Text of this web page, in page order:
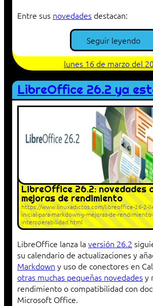
Entre sus novedades destacan:
Seguir leyendo
lunes 16 de marzo del
LibreOffice 26.2 ya
LibreOffice 26.2: novedades
mejoras de rendimiento
https://www.linuxadictos.com/libreoffice-26-2-
inicial-para-markdown-y-mejoras-de-
interoperabilidad.html
LibreOffice lanza la versión 26.2
su calendario de actualizaciones y
Markdown y uso de conectores en
otras muchas pequeñas novedadesy
rendimiento o compatibilidad con
Microsoft Office.